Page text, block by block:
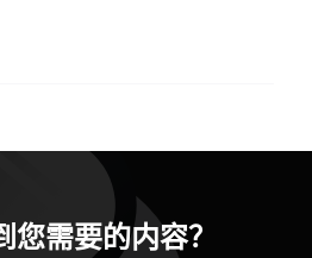
您需要的内容？